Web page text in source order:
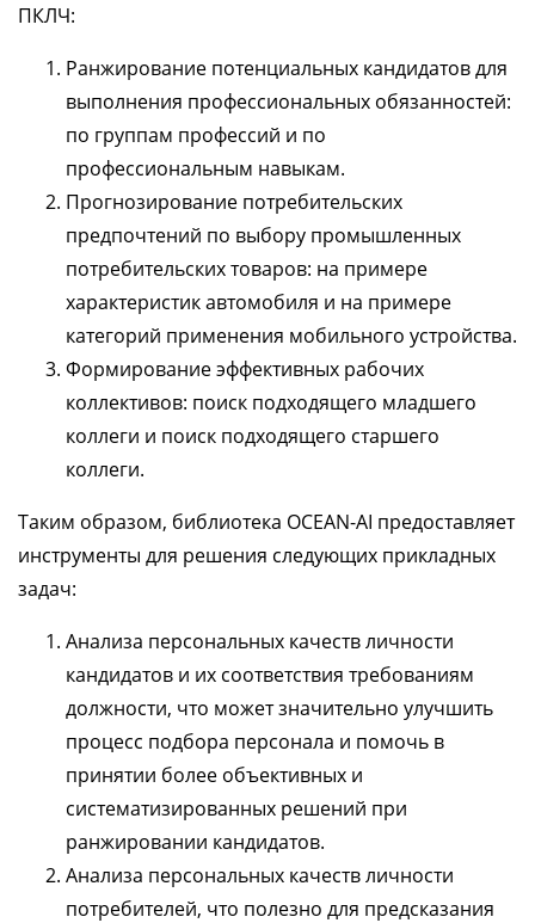
ПКЛЧ:
Ранжирование потенциальных кандидатов для
выполнения профессиональных обязанностей:
по группам профессий и по
профессиональным навыкам.
Прогнозирование потребительских
предпочтений по выбору промышленных
потребительских товаров: на примере
характеристик автомобиля и на примере
категорий применения мобильного устройства.
Формирование эффективных рабочих
коллективов: поиск подходящего младшего
коллеги и поиск подходящего старшего
коллеги.
Таким образом, библиотека OCEAN-AI предоставляет
инструменты для решения следующих прикладных
задач:
Анализа персональных качеств личности
кандидатов и их соответствия требованиям
должности, что может значительно улучшить
процесс подбора персонала и помочь в
принятии более объективных и
систематизированных решений при
ранжировании кандидатов.
Анализа персональных качеств личности
потребителей, что полезно для предсказания